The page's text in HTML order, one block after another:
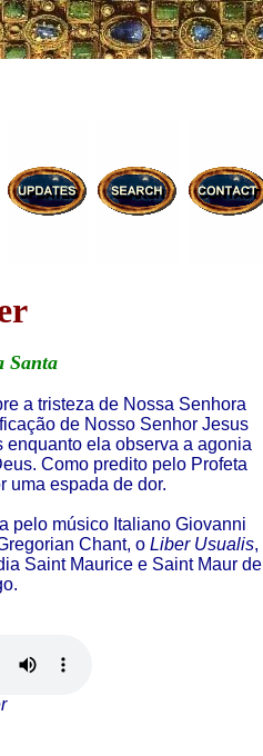
Santa
a tristeza de Nossa Senhora
de Nosso Senhor Jesus
enquanto ela observa a agonia
Como predito pelo Profeta
uma espada de dor.
pelo músico Italiano Giovanni
Chant, o Liber Usualis,
Saint Maurice e Saint Maur de